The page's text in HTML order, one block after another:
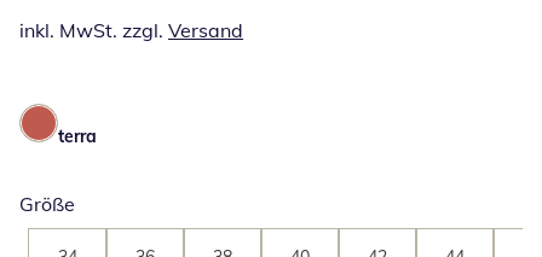
inkl. MwSt. zzgl. Versand
terra
Größe